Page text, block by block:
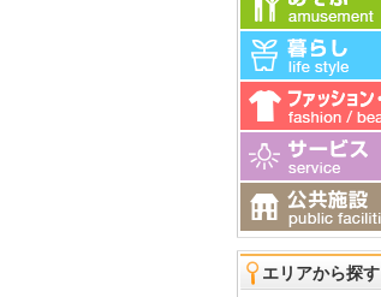
エリアから探す